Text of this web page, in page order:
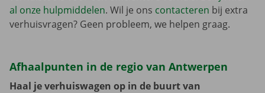
al onze hulpmiddelen. Wil je ons contacteren bij extra
verhuisvragen? Geen probleem, we helpen graag.
Afhaalpunten in de regio van Antwerpen
Haal je verhuiswagen op in de buurt van